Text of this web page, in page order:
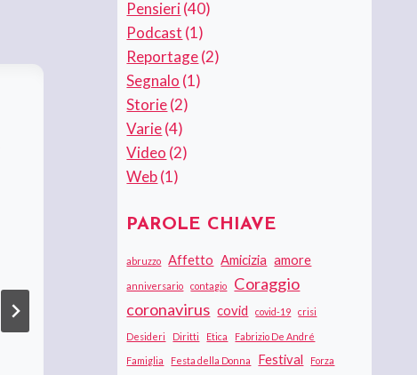
Violenza di genere. Oltre le parole
Maria Brigida Langellotti
Pensieri(40)
Podcast (1)
Reportage(2)
Segnalo (1)
Storie(2)
Varie(4)
Video (2)
Web(1)
PAROLE CHIAVE
abruzzo Affetto Amicizia amore
anniversario contagio
Coraggio
coronavirus covid covid-19 crisi
Desideri Diritti Etica Fabrizio De André
Famiglia Festa della Donna Festival Forza